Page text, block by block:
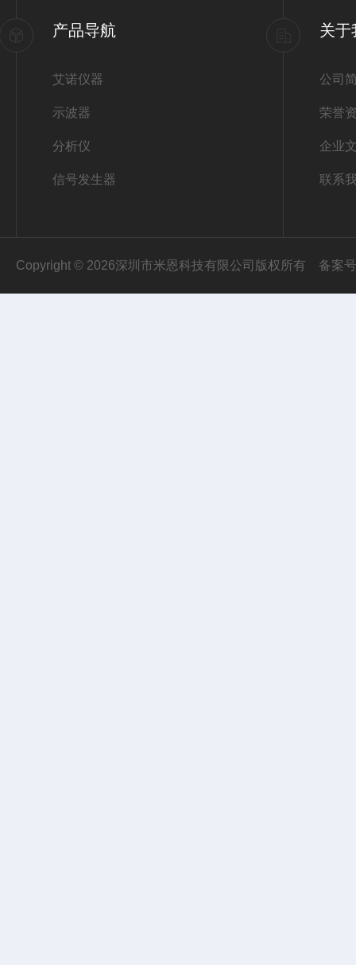
产品导航
艾诺仪器
示波器
分析仪
信号发生器
关于
公司
荣誉
企业
联系
Copyright © 2026深圳市米恩科技有限公司版权所有 备案